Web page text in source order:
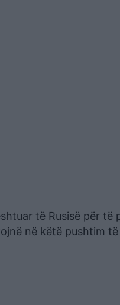
të Rusisë për të
në këtë pushtim